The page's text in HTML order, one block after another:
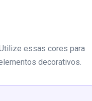
essas cores para
decorativos.